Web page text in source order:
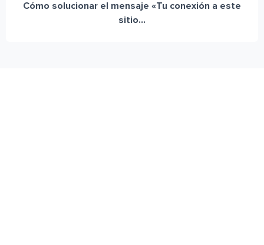
Cómo solucionar el mensaje «Tu conexión a este
sitio...